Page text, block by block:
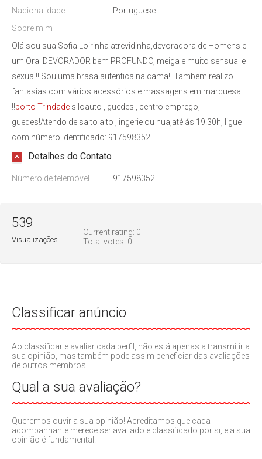
Nacionalidade
Portuguese
Sobre mim
Olá sou sua Sofia Loirinha atrevidinha,devoradora de Homens e
um Oral DEVORADOR bem PROFUNDO, meiga e muito sensual e
sexual!! Sou uma brasa autentica na cama!!!Tambem realizo
fantasias com vários acessórios e massagens em marquesa
!!porto Trindade siloauto , guedes , centro emprego,
guedes!Atendo de salto alto ,lingerie ou nua,até ás 19.30h, ligue
com número identificado: 917598352
Detalhes do Contato
Número de telemóvel 917598352
Current rating: 0
Total votes: 0
539
Visualizações
Classificar anúncio
Ao classificar e avaliar cada perfil, não está apenas a transmitir a
sua opinião, mas também pode assim beneficiar das avaliações
de outros membros.
Qual a sua avaliação?
Queremos ouvir a sua opinião! Acreditamos que cada
acompanhante merece ser avaliado e classificado por si, e a sua
opinião é fundamental.